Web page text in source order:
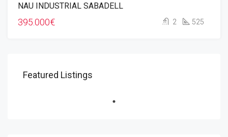
NAU INDUSTRIAL SABADELL
395.000€ 2 525
Featured Listings